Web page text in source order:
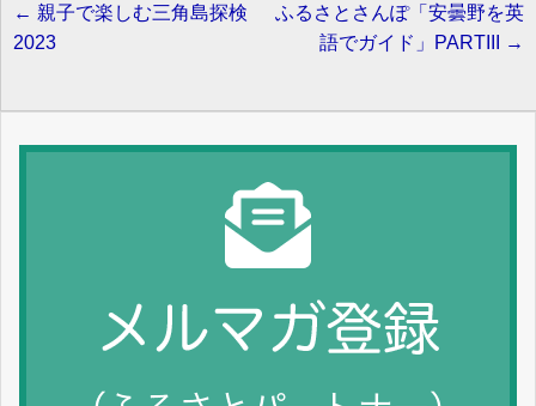
Post navigation
← 親子で楽しむ三角島探検
2023
ふるさとさんぽ「安曇野を英
語でガイド」PARTIII
→